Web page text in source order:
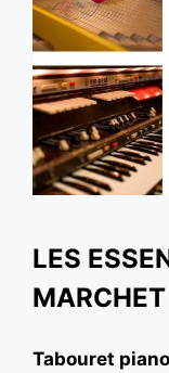
LES
MARCHET
Tabouret piano